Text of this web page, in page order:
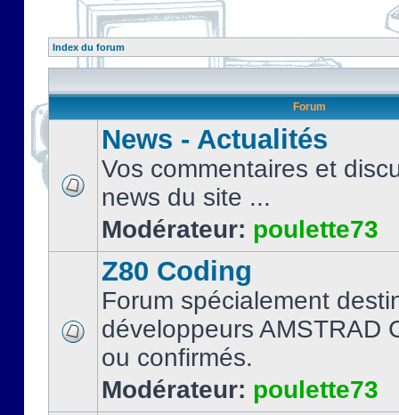
Index du forum
Forum
News - Actualités
Vos commentaires et
news du site ...
Modérateur: poulette73
Z80 Coding
Forum spécialement
développeurs AMSTRAD
ou confirmés.
Modérateur: poulette73